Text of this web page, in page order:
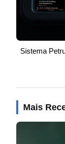
Sistema
Mais